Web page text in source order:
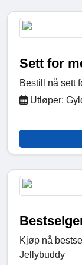
Sett for
Bestill nå sett
Utløper:
Kjøp nå
Jellybuddy